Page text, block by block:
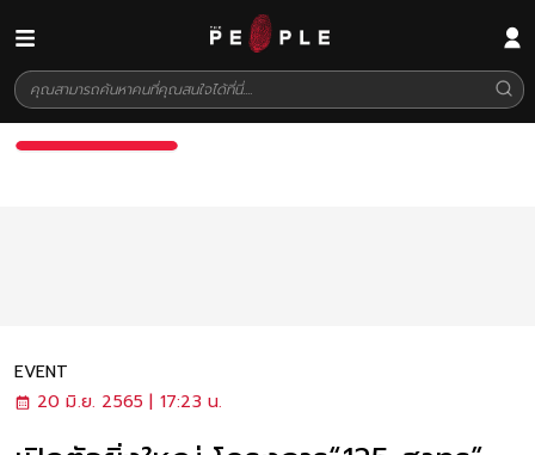
EVENT
20 มิ.ย. 2565 | 17:23 น.